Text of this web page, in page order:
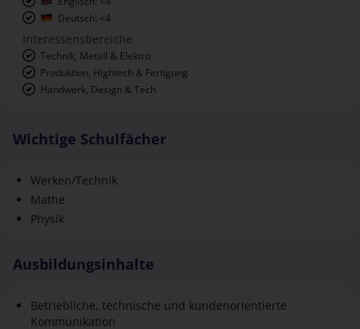
Interessensbereiche
Produktion, Hightech & Fertigung
Handwerk, Design & Tech
Werken/Technik
Physik
Betriebliche, technische und kundenorientierte
Planen und Steuern von Arbeitsabläufen; Kontrollieren